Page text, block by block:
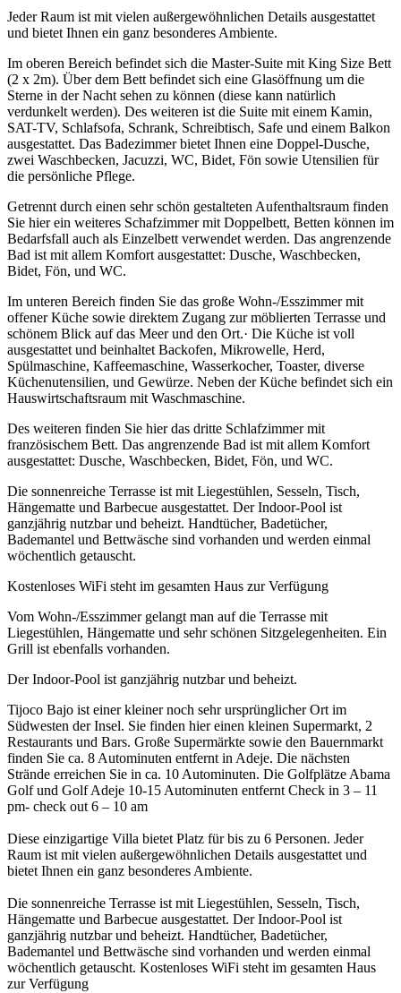
Jeder Raum ist mit vielen außergewöhnlichen Details ausgestattet
und bietet Ihnen ein ganz besonderes Ambiente.
Im oberen Bereich befindet sich die Master-Suite mit King Size Bett
(2 x 2m). Über dem Bett befindet sich eine Glasöffnung um die
Sterne in der Nacht sehen zu können (diese kann natürlich
verdunkelt werden). Des weiteren ist die Suite mit einem Kamin,
SAT-TV, Schlafsofa, Schrank, Schreibtisch, Safe und einem Balkon
ausgestattet. Das Badezimmer bietet Ihnen eine Doppel-Dusche,
zwei Waschbecken, Jacuzzi, WC, Bidet, Fön sowie Utensilien für
die persönliche Pflege.
Getrennt durch einen sehr schön gestalteten Aufenthaltsraum finden
Sie hier ein weiteres Schafzimmer mit Doppelbett, Betten können im
Bedarfsfall auch als Einzelbett verwendet werden. Das angrenzende
Bad ist mit allem Komfort ausgestattet: Dusche, Waschbecken,
Bidet, Fön, und WC.
Im unteren Bereich finden Sie das große Wohn-/Esszimmer mit
offener Küche sowie direktem Zugang zur möblierten Terrasse und
schönem Blick auf das Meer und den Ort.· Die Küche ist voll
ausgestattet und beinhaltet Backofen, Mikrowelle, Herd,
Spülmaschine, Kaffeemaschine, Wasserkocher, Toaster, diverse
Küchenutensilien, und Gewürze. Neben der Küche befindet sich ein
Hauswirtschaftsraum mit Waschmaschine.
Des weiteren finden Sie hier das dritte Schlafzimmer mit
französischem Bett. Das angrenzende Bad ist mit allem Komfort
ausgestattet: Dusche, Waschbecken, Bidet, Fön, und WC.
Die sonnenreiche Terrasse ist mit Liegestühlen, Sesseln, Tisch,
Hängematte und Barbecue ausgestattet. Der Indoor-Pool ist
ganzjährig nutzbar und beheizt. Handtücher, Badetücher,
Bademantel und Bettwäsche sind vorhanden und werden einmal
wöchentlich getauscht.
Kostenloses WiFi steht im gesamten Haus zur Verfügung
Vom Wohn-/Esszimmer gelangt man auf die Terrasse mit
Liegestühlen, Hängematte und sehr schönen Sitzgelegenheiten. Ein
Grill ist ebenfalls vorhanden.
Der Indoor-Pool ist ganzjährig nutzbar und beheizt.
Tijoco Bajo ist einer kleiner noch sehr ursprünglicher Ort im
Südwesten der Insel. Sie finden hier einen kleinen Supermarkt, 2
Restaurants und Bars. Große Supermärkte sowie den Bauernmarkt
finden Sie ca. 8 Autominuten entfernt in Adeje. Die nächsten
Strände erreichen Sie in ca. 10 Autominuten. Die Golfplätze Abama
Golf und Golf Adeje 10-15 Autominuten entfernt Check in 3 – 11
pm- check out 6 – 10 am
Diese einzigartige Villa bietet Platz für bis zu 6 Personen. Jeder
Raum ist mit vielen außergewöhnlichen Details ausgestattet und
bietet Ihnen ein ganz besonderes Ambiente.
Die sonnenreiche Terrasse ist mit Liegestühlen, Sesseln, Tisch,
Hängematte und Barbecue ausgestattet. Der Indoor-Pool ist
ganzjährig nutzbar und beheizt. Handtücher, Badetücher,
Bademantel und Bettwäsche sind vorhanden und werden einmal
wöchentlich getauscht. Kostenloses WiFi steht im gesamten Haus
zur Verfügung